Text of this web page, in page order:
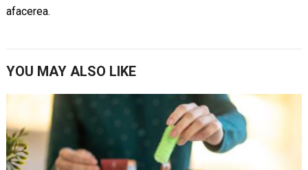
afacerea.
YOU MAY ALSO LIKE